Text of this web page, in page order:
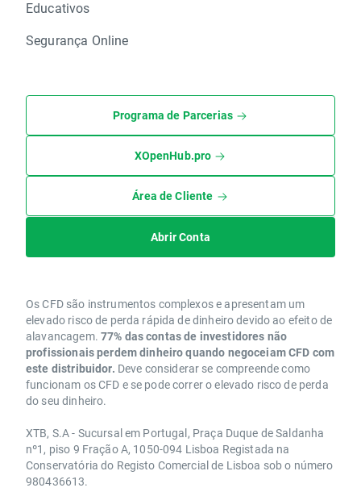
Educativos
Segurança Online
Programa de Parcerias
XOpenHub.pro
Área de Cliente
Abrir Conta
Os CFD são instrumentos complexos e apresentam um
elevado risco de perda rápida de dinheiro devido ao efeito de
alavancagem. 77% das contas de investidores não
profissionais perdem dinheiro quando negoceiam CFD com
este distribuidor. Deve considerar se compreende como
funcionam os CFD e se pode correr o elevado risco de perda
do seu dinheiro.
XTB, S.A - Sucursal em Portugal, Praça Duque de Saldanha
nº1, piso 9 Fração A, 1050-094 Lisboa Registada na
Conservatória do Registo Comercial de Lisboa sob o número
980436613.